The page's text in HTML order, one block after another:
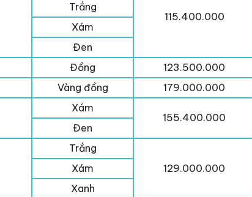
115.400.000
Trắng
Xám
Đen
Đồng
123.500.000
Vàng đồng 179.000.000
Xám
155.400.000
Đen
Trắng
129.000.000
Xám
Xanh